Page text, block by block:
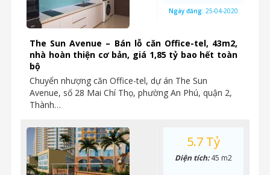
The Sun Avenue – Bán lỗ căn Office-tel, 43m2,
nhà hoàn thiện cơ bản, giá 1,85 tỷ bao hết toàn
bộ
Chuyển nhượng căn Office-tel, dự án The Sun
Avenue, số 28 Mai Chí Thọ, phường An Phú, quận 2,
Thành…
Ngày đăng: 25-04-2020
5.7 Tỷ
Diện tích:45 m2